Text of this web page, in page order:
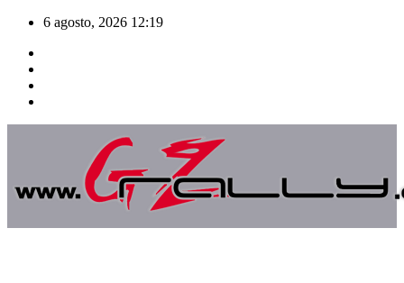
Saltar
contenido
6 agosto, 2026 12:19